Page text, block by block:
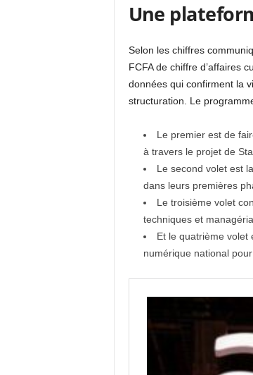
Une
Selon les chiffres
FCFA de chiffre d’affaires
données qui confirment la
structuration. Le
Le premier est de
à travers le projet de
Le second volet est
dans leurs premières
Le troisième volet
techniques et
Et le quatrième volet
numérique national pour